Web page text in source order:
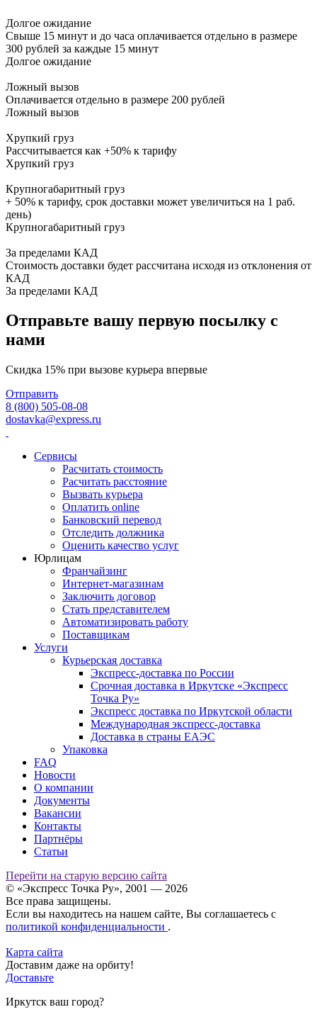
Долгое ожидание
Свыше 15 минут и до часа оплачивается отдельно в размере
300 рублей за каждые 15 минут
Долгое ожидание
Ложный вызов
Оплачивается отдельно в размере 200 рублей
Ложный вызов
Хрупкий груз
Рассчитывается как +50% к тарифу
Хрупкий груз
Крупногабаритный груз
+ 50% к тарифу, срок доставки может увеличиться на 1 раб.
день)
Крупногабаритный груз
За пределами КАД
Стоимость доставки будет рассчитана исходя из отклонения от
КАД
За пределами КАД
Отправьте вашу первую посылку с
нами
Скидка 15% при вызове курьера впервые
Отправить
8 (800) 505-08-08
dostavka@express.ru
Сервисы
Расчитать стоимость
Расчитать расстояние
Вызвать курьера
Оплатить online
Банковский перевод
Отследить должника
Оценить качество услуг
Юрлицам
Франчайзинг
Интернет-магазинам
Заключить договор
Стать представителем
Автоматизировать работу
Поставщикам
Услуги
Курьерская доставка
Экспресс-доставка по России
Срочная доставка в Иркутске «Экспресс
Точка Ру»
Экспресс доставка по Иркутской области
Международная экспресс-доставка
Доставка в страны ЕАЭС
Упаковка
FAQ
Новости
О компании
Документы
Вакансии
Контакты
Партнёры
Статьи
Перейти на старую версию сайта
© «Экспресс Точка Ру», 2001 — 2026
Все права защищены.
Если вы находитесь на нашем сайте, Вы соглашаетесь с
политикой конфиденциальности .
Карта сайта
Доставим даже на орбиту!
Доставьте
Иркутск ваш город?